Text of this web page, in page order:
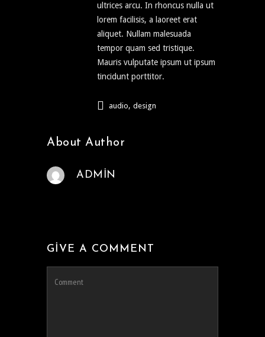
ultrices arcu. In rhoncus nulla ut
lorem facilisis, a laoreet erat
aliquet. Nullam malesuada
tempor quam sed tristique.
Mauris vulputate ipsum ut ipsum
tincidunt porttitor.
audio, design
About Author
ADMIN
GIVE A COMMENT